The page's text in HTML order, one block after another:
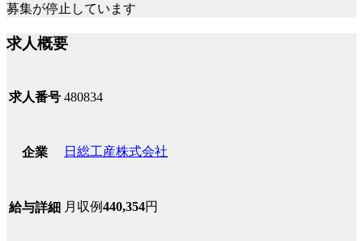
募集が停止しています
求人概要
求人番号 480834
企業 日総工産株式会社
給与詳細 月収例440,354円